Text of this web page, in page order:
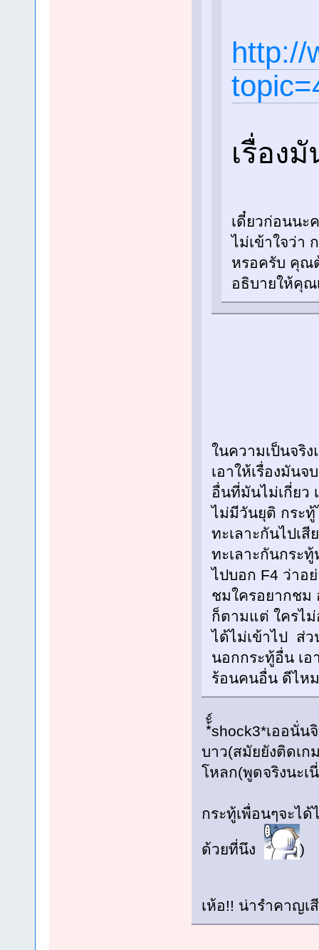
http://
เรื่อง
เดี๋ยวก่อนนะ
ไม่เข้าใจว่า
หรอครับ คุณ
อธิบายให้คุณ
ในความเป็นจริ
เอาให้เรื่องมัน
อื่นที่มันไม่เกี่ยว
ไม่มีวันยุติ กระทู้
ทะเลาะกันไปเสี
ทะเลาะกันกระ
ไปบอก F4 ว่าอ
ชมใครอยากชม
ก็ตามแต่ ใครไม่
ได้ไม่เข้าไป ส่
นอกกระทู้อื่น เอ
ร้อนคนอื่น ดีไห
*้ั์shock3*เออนั่
บาว(สมัยยังติดเก
โหลก(พูดจริงนะเ
กระทู้เพื่อนๆจะไ
ด้วยที่นึง )
เห้อ!! น่ารำคาญเ